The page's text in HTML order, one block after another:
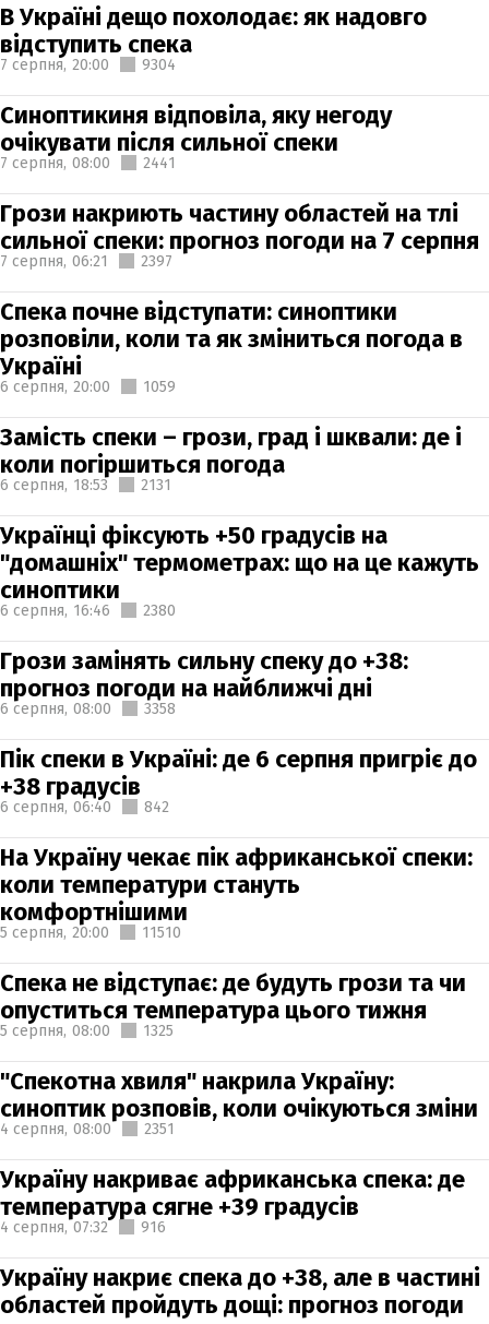
В Україні дещо похолодає: як надовго
відступить спека
7 серпня, 20:00 9304
Синоптикиня відповіла, яку негоду
очікувати після сильної спеки
7 серпня, 08:00 2441
Грози накриють частину областей на тлі
сильної спеки: прогноз погоди на 7 серпня
7 серпня, 06:21 2397
Спека почне відступати: синоптики
розповіли, коли та як зміниться погода в
Україні
6 серпня, 20:00 1059
Замість спеки – грози, град і шквали: де і
коли погіршиться погода
6 серпня, 18:53 2131
Українці фіксують +50 градусів на
"домашніх" термометрах: що на це кажуть
синоптики
6 серпня, 16:46 2380
Грози замінять сильну спеку до +38:
прогноз погоди на найближчі дні
6 серпня, 08:00 3358
Пік спеки в Україні: де 6 серпня пригріє до
+38 градусів
6 серпня, 06:40 842
На Україну чекає пік африканської спеки:
коли температури стануть
комфортнішими
5 серпня, 20:00 11510
Спека не відступає: де будуть грози та чи
опуститься температура цього тижня
5 серпня, 08:00 1325
"Спекотна хвиля" накрила Україну:
синоптик розповів, коли очікуються зміни
4 серпня, 08:00 2351
Україну накриває африканська спека: де
температура сягне +39 градусів
4 серпня, 07:32 916
Україну накриє спека до +38, але в частині
областей пройдуть дощі: прогноз погоди